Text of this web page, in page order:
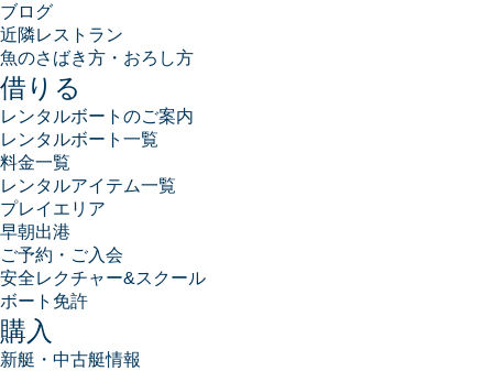
ブログ
近隣レストラン
魚のさばき方・おろし方
借りる
レンタルボートのご案内
レンタルボート一覧
料金一覧
レンタルアイテム一覧
プレイエリア
早朝出港
ご予約・ご入会
安全レクチャー&スクール
ボート免許
購入
新艇・中古艇情報